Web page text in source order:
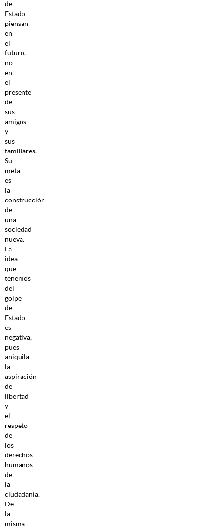
de
Estado
piensan
en
el
futuro,
no
en
el
presente
de
sus
amigos
y
sus
familiares.
Su
meta
es
la
construcción
de
una
sociedad
nueva.
La
idea
que
tenemos
del
golpe
de
Estado
es
negativa,
pues
aniquila
la
aspiración
de
libertad
y
el
respeto
de
los
derechos
humanos
de
la
ciudadanía.
De
la
misma